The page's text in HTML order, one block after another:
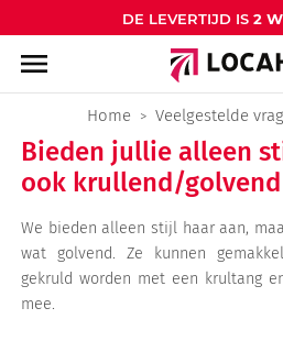
DE LEVERTIJD IS 2
menu
Home Veelgestelde
Bieden jullie alleen
ook krullend/golvend
We bieden alleen stijl haar aan,
wat golvend. Ze kunnen
gekruld worden met een krultang
mee.